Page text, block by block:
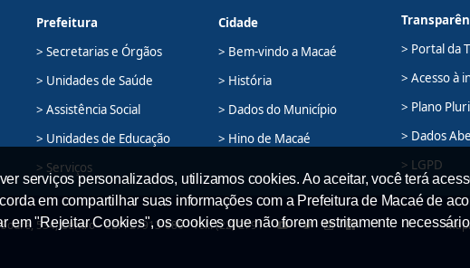
Prefeitura
> Secretarias e Órgãos
> Unidades de Saúde
> Assistência Social
> Unidades de Educação
> Serviços
Cidade
> Bem-vindo a Macaé
> História
> Dados do Município
> Hino de Macaé
> Portal da
> Acesso à
> Plano
> Dados
> LGPD
534, Centro - CEP: 27913-080 - Tel.: (22) 2791-
serviços personalizados, utilizamos cookies. Ao aceitar, você terá
em compartilhar suas informações com a Prefeitura de Macaé de
em "Rejeitar Cookies", os cookies que não forem estritamente